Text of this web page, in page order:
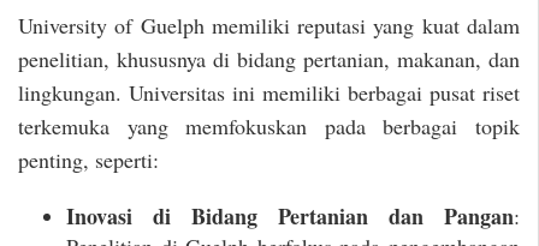
University of Guelph memiliki reputasi yang kuat dalam
penelitian, khususnya di bidang pertanian, makanan, dan
lingkungan. Universitas ini memiliki berbagai pusat riset
terkemuka yang memfokuskan pada berbagai topik
penting, seperti:
Inovasi di Bidang Pertanian dan Pangan: